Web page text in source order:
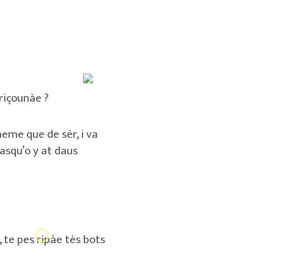
?
que de sér, i va
y at daus
te pes ripàe tès bots